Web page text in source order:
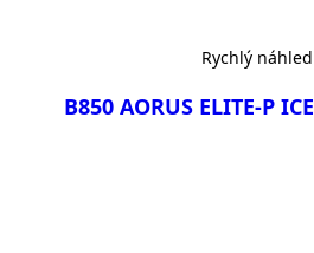
Rychlý náhled
B850 AORUS ELITE-P ICE